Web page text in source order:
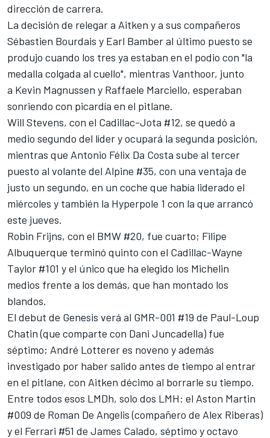
dirección de carrera.
La decisión de relegar a Aitken y a sus compañeros
Sébastien Bourdais y Earl Bamberal último puesto se
produjo cuando los tres ya estaban en el podio con "la
medalla colgada al cuello", mientras Vanthoor, junto
a Kevin Magnussen y Raffaele Marciello, esperaban
sonriendo con picardía en el pitlane.
Will Stevens, con el Cadillac-Jota #12, se quedó a
medio segundo del líder y ocupará la segunda posición,
mientras que Antonio Félix Da Costa sube al tercer
puesto al volante del Alpine #35, con una ventaja de
justo un segundo, en un coche que había liderado el
miércoles y también la Hyperpole 1 con la que arrancó
este jueves.
Robin Frijns, con el BMW #20, fue cuarto; Filipe
Albuquerque terminó quinto con el Cadillac-Wayne
Taylor #101 y el único que ha elegido los Michelin
medios frente a los demás, que han montado los
blandos.
El debut de Genesis verá al GMR-001 #19 de Paul-Loup
Chatin (que comparte con Dani Juncadella) fue
séptimo; André Lotterer es noveno y además
investigado por haber salido antes de tiempo al entrar
en el pitlane, con Aitken décimo al borrarle su tiempo.
Entre todos esos LMDh, solo dos LMH: el Aston Martin
#009 de Roman De Angelis (compañero de Alex Riberas)
y el Ferrari #51 de James Calado, séptimo y octavo